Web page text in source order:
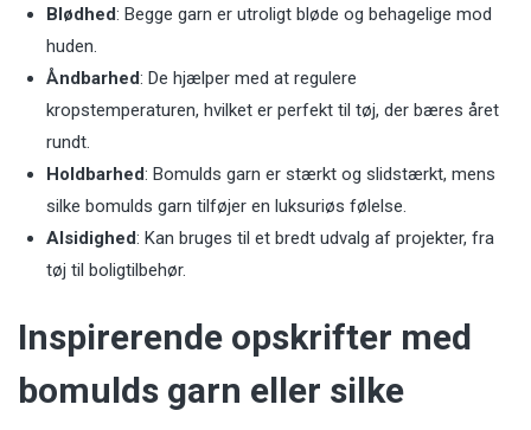
Blødhed: Begge garn er utroligt bløde og behagelige mod
huden.
Åndbarhed: De hjælper med at regulere
kropstemperaturen, hvilket er perfekt til tøj, der bæres året
rundt.
Holdbarhed: Bomulds garn er stærkt og slidstærkt, mens
silke bomulds garn tilføjer en luksuriøs følelse.
Alsidighed: Kan bruges til et bredt udvalg af projekter, fra
tøj til boligtilbehør.
Inspirerende opskrifter med
bomulds garn eller silke